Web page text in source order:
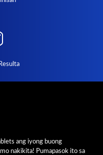
ang iyong buong
nakikita! Pumapasok ito sa